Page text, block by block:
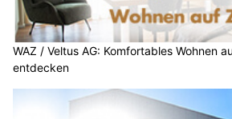
WAZ / Veltus AG: Komfortables Wohnen
entdecken